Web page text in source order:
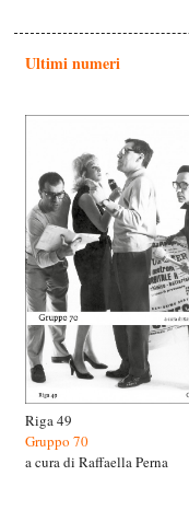
Ultimi numeri
Riga 49
Gruppo 70
a cura di Raffaella Perna